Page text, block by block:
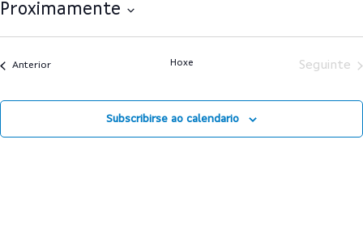
Proximamente
Select
Anterior Hoxe Seguinte
Subscribirse ao calendario